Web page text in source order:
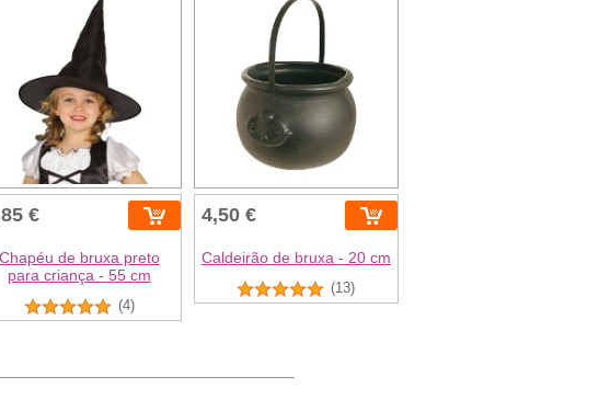
€
Chapéu de bruxa preto
para criança - 55 cm
(4)
4,50 €
Caldeirão de bruxa - 20 cm
(13)